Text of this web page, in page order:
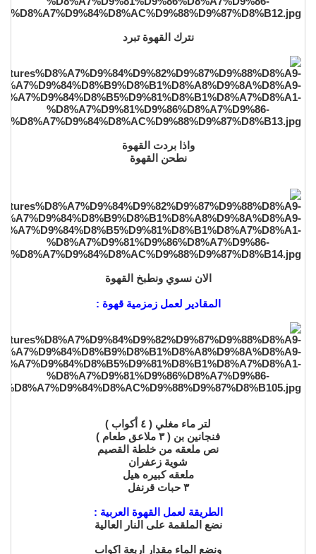
نترك القهوة تبرد
واذا بردت القهوة
نطحن القهوة
الان نسوي ونطبخ القهوة
المقادير لعمل زمزمية قهوة :
لتر ماء مغلي ( ٤ أكواب )
فنجانين بن ( ٣ ملاعق طعام )
نص ملعقه من خلطة القصيم
شوية زعفران
ملعقه كبيره هيل
٣ حبات قرنفل
الطريقة لعمل القهوة العربية :
نضع الملقمة على النار العالية
ونضع الماء مقدار اربعة اكواب